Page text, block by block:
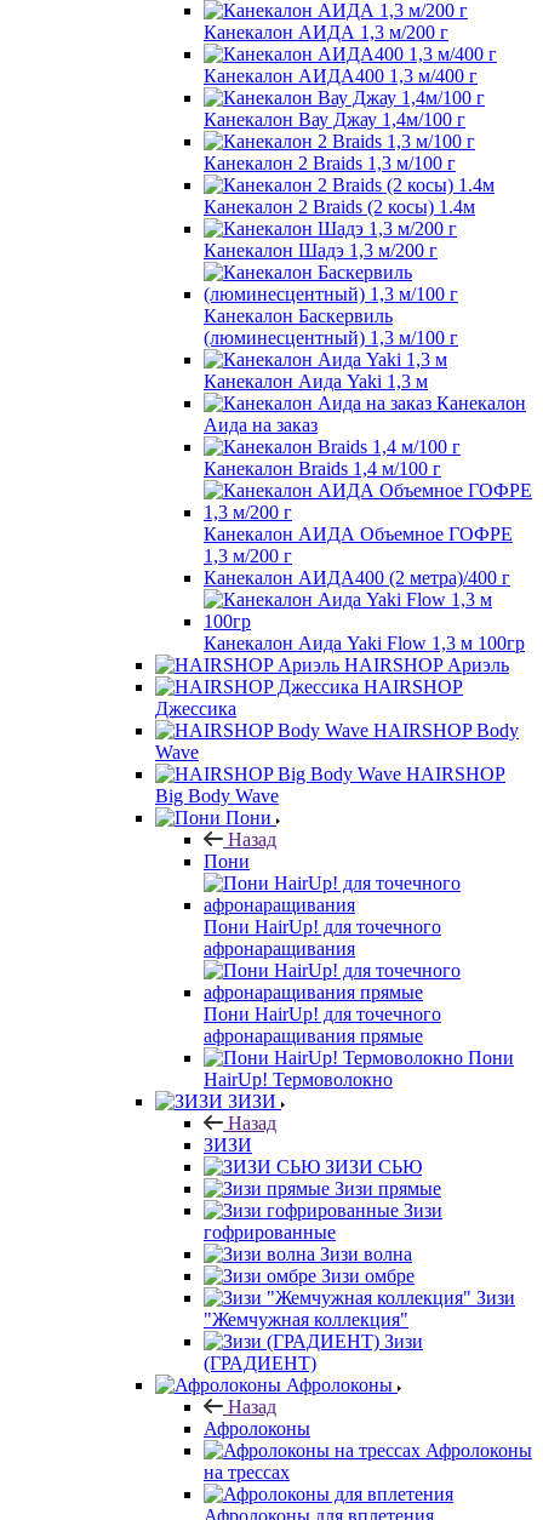
Канекалон АИДА 1,3 м/200 г
Канекалон АИДА400 1,3 м/400 г
Канекалон Вау Джау 1,4м/100 г
Канекалон 2 Braids 1,3 м/100 г
Канекалон 2 Braids (2 косы) 1.4м
Канекалон Шадэ 1,3 м/200 г
Канекалон Баскервиль
(люминесцентный) 1,3 м/100 г
Канекалон Аида Yaki 1,3 м
Канекалон
Аида на заказ
Канекалон Braids 1,4 м/100 г
Канекалон АИДА Объемное ГОФРЕ
1,3 м/200 г
Канекалон АИДА400 (2 метра)/400 г
Канекалон Аида Yaki Flow 1,3 м 100гр
HAIRSHOP Ариэль
HAIRSHOP
Джессика
HAIRSHOP Body
Wave
HAIRSHOP
Big Body Wave
Пони
Назад
Пони
Пони HairUp! для точечного
афронаращивания
Пони HairUp! для точечного
афронаращивания прямые
Пони
HairUp! Термоволокно
ЗИЗИ
Назад
ЗИЗИ
ЗИЗИ СЬЮ
Зизи прямые
Зизи
гофрированные
Зизи волна
Зизи омбре
Зизи
"Жемчужная коллекция"
Зизи
(ГРАДИЕНТ)
Афролоконы
Назад
Афролоконы
Афролоконы
на трессах
Афролоконы для вплетения